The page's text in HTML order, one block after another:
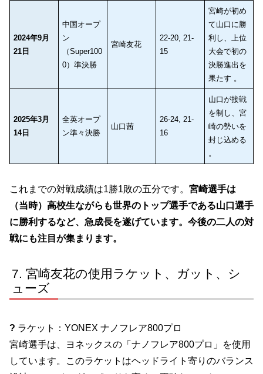
2024年9月
21日
中国オープ
ン
（Super100
0）準決勝
宮崎友花
22-20, 21-
15
宮崎が初め
て山口に勝
利し、上位
大会で初の
決勝進出を
果たす 。
2025年3月
14日
全英オープ
ン準々決勝
山口茜
26-24, 21-
16
山口が接戦
を制し、宮
崎の勢いを
封じ込める
。
これまでの対戦成績は1勝1敗の五分です。​ 宮崎選手は
（当時）高校生ながらも世界のトップ選手である山口選手
に勝利するなど、急成長を遂げています。​今後の二人の対
戦にも注目が集まります。
宮崎友花の使用ラケット、ガット、シ
ューズ
? ラケット：YONEX ナノフレア800プロ
宮崎選手は、ヨネックスの「ナノフレア800プロ」を使用
しています。​このラケットはヘッドライト寄りのバランス